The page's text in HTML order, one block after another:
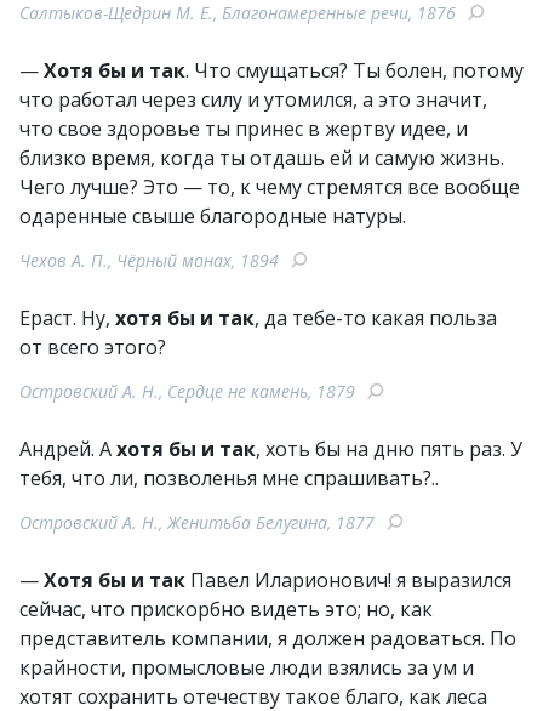
Салтыков-Щедрин М. Е., Благонамеренные речи, 1876
—Хотя бы и так. Что смущаться? Ты болен, потому
что работал через силу и утомился, а это значит,
что свое здоровье ты принес в жертву идее, и
близко время, когда ты отдашь ей и самую жизнь.
Чего лучше? Это — то, к чему стремятся все вообще
одаренные свыше благородные натуры.
Чехов А. П., Чёрный монах, 1894
Ераст. Ну, хотя бы и так, да тебе-то какая польза
от всего этого?
Островский А. Н., Сердце не камень, 1879
Андрей. Ахотя бы и так, хоть бы на дню пять раз. У
тебя, что ли, позволенья мне спрашивать?..
Островский А. Н., Женитьба Белугина, 1877
—Хотя бы и так Павел Иларионович! я выразился
сейчас, что прискорбно видеть это; но, как
представитель компании, я должен радоваться. По
крайности, промысловые люди взялись за ум и
хотят сохранить отечеству такое благо, как леса